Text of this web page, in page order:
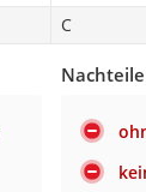
C
Nachteile